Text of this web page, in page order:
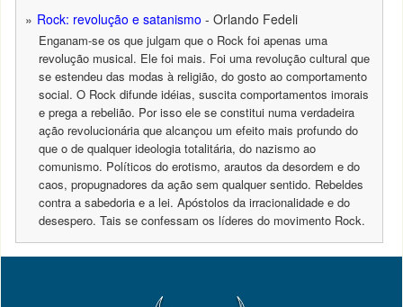
Rock: revolução e satanismo - Orlando Fedeli
Enganam-se os que julgam que o Rock foi apenas uma
revolução musical. Ele foi mais. Foi uma revolução cultural que
se estendeu das modas à religião, do gosto ao comportamento
social. O Rock difunde idéias, suscita comportamentos imorais
e prega a rebelião. Por isso ele se constitui numa verdadeira
ação revolucionária que alcançou um efeito mais profundo do
que o de qualquer ideologia totalitária, do nazismo ao
comunismo. Políticos do erotismo, arautos da desordem e do
caos, propugnadores da ação sem qualquer sentido. Rebeldes
contra a sabedoria e a lei. Apóstolos da irracionalidade e do
desespero. Tais se confessam os líderes do movimento Rock.